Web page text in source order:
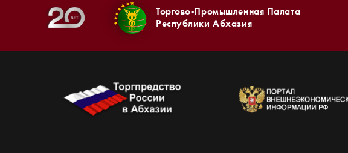
Торгово-Промышленная Палата
Республики Абхазия